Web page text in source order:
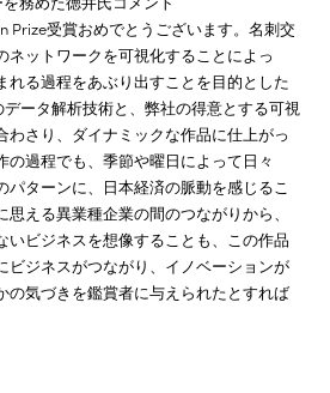
Prize受賞おめでとうございます。名刺交
ネットワークを可視化することによっ
れる過程をあぶり出すことを目的とした
ータ解析技術と、弊社の得意とする可視
わさり、ダイナミックな作品に仕上がっ
の過程でも、季節や曜日によって日々
パターンに、日本経済の脈動を感じるこ
える異業種企業の間のつながりから、
いビジネスを想像することも、この作品
ビジネスがつながり、イノベーションが
の気づきを鑑賞者に与えられたとすれば